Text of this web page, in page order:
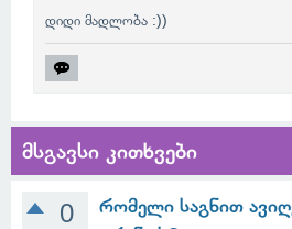
დიდი მადლობა :))
მსგავსი კითხვები
0
რომელი საგნით